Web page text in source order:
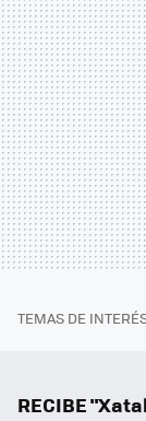
TEMAS DE
RECIBE